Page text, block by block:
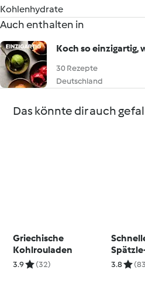
Kohlenhydrate
Auch enthalten in
Koch so einzigartig,
30 Rezepte
Deutschland
Das könnte dir auch
Griechische
Kohlrouladen
3.9 (32) 3.8